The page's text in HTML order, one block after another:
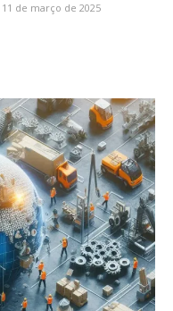
11 de março de 2025